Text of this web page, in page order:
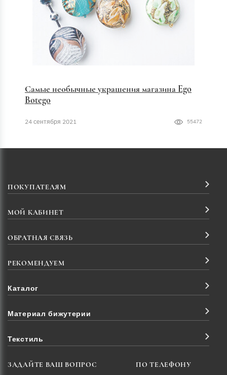
Самые необычные украшения магазина Ego
Botego
24 сентября 2021 55472
ПОКУПАТЕЛЯМ
МОЙ КАБИНЕТ
ОБРАТНАЯ СВЯЗЬ
РЕКОМЕНДУЕМ
Каталог
Материал бижутерии
Текстиль
ЗАДАЙТЕ ВАШ ВОПРОС ПО ТЕЛЕФОНУ